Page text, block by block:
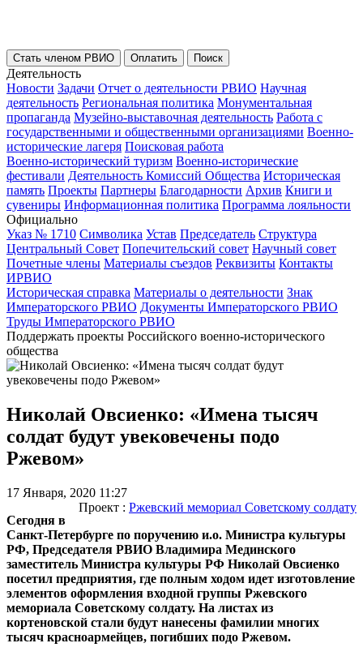
Стать членом РВИО Оплатить Поиск
Деятельность
Новости Задачи Отчет о деятельности РВИО Научная
деятельность Региональная политика Монументальная
пропаганда Музейно-выставочная деятельность Работа с
государственными и общественными организациями Военно-
исторические лагеря Поисковая работа
Военно-исторический туризм Военно-исторические
фестивали Деятельность Комиссий Общества Историческая
память Проекты Партнеры Благодарности Архив Книги и
сувениры Информационная политика Программа лояльности
Официально
Указ № 1710 Символика Устав Председатель Структура
Центральный Совет Попечительский совет Научный совет
Почетные члены Материалы съездов Реквизиты Контакты
ИРВИО
Историческая справка Материалы о деятельности Знак
Императорского РВИО Документы Императорского РВИО
Труды Императорского РВИО
Поддержать проекты Российского военно-исторического
общества
Николай Овсиенко: «Имена тысяч
солдат будут увековечены подо
Ржевом»
17 Января, 2020 11:27
Проект : Ржевский мемориал Советскому солдату
Сегодня в
Санкт-Петербурге по поручению и.о. Министра культуры
РФ, Председателя РВИО Владимира Мединского
заместитель Министра культуры РФ Николай Овсиенко
посетил предприятия, где полным ходом идет изготовление
элементов оформления входной группы Ржевского
мемориала Советскому солдату. На листах из
кортеновской стали будут нанесены фамилии многих
тысяч красноармейцев, погибших подо Ржевом.